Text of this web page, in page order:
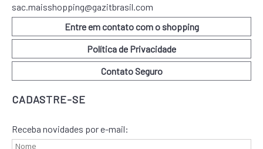
sac.maisshopping@gazitbrasil.com
Entre em contato com o shopping
Política de Privacidade
Contato Seguro
CADASTRE-SE
Receba novidades por e-mail: